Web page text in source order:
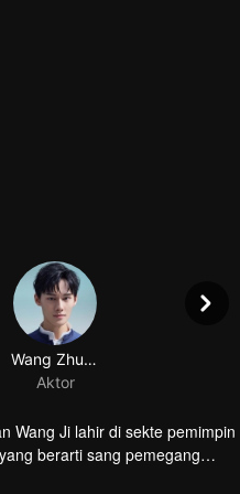
Wang Zhuocheng
Aktor
Wang Ji lahir di sekte pemimpin
berarti sang pemegang
ada kekacauan.
benarkah Wei Wu Xian